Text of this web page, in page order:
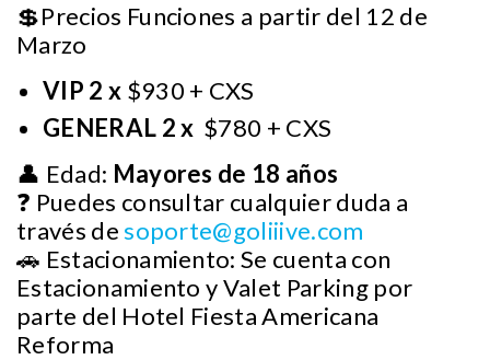
💲Precios Funciones a partir del 12 de
Marzo
VIP 2 x $930 + CXS
GENERAL 2 x $780 + CXS
👤 Edad: Mayores de 18 años
❓ Puedes consultar cualquier duda a
través desoporte@goliiive.com
🚗 Estacionamiento: Se cuenta con
Estacionamiento y Valet Parking por
parte del Hotel Fiesta Americana
Reforma